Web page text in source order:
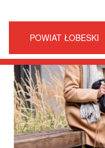
POWIAT ŁOBESKI